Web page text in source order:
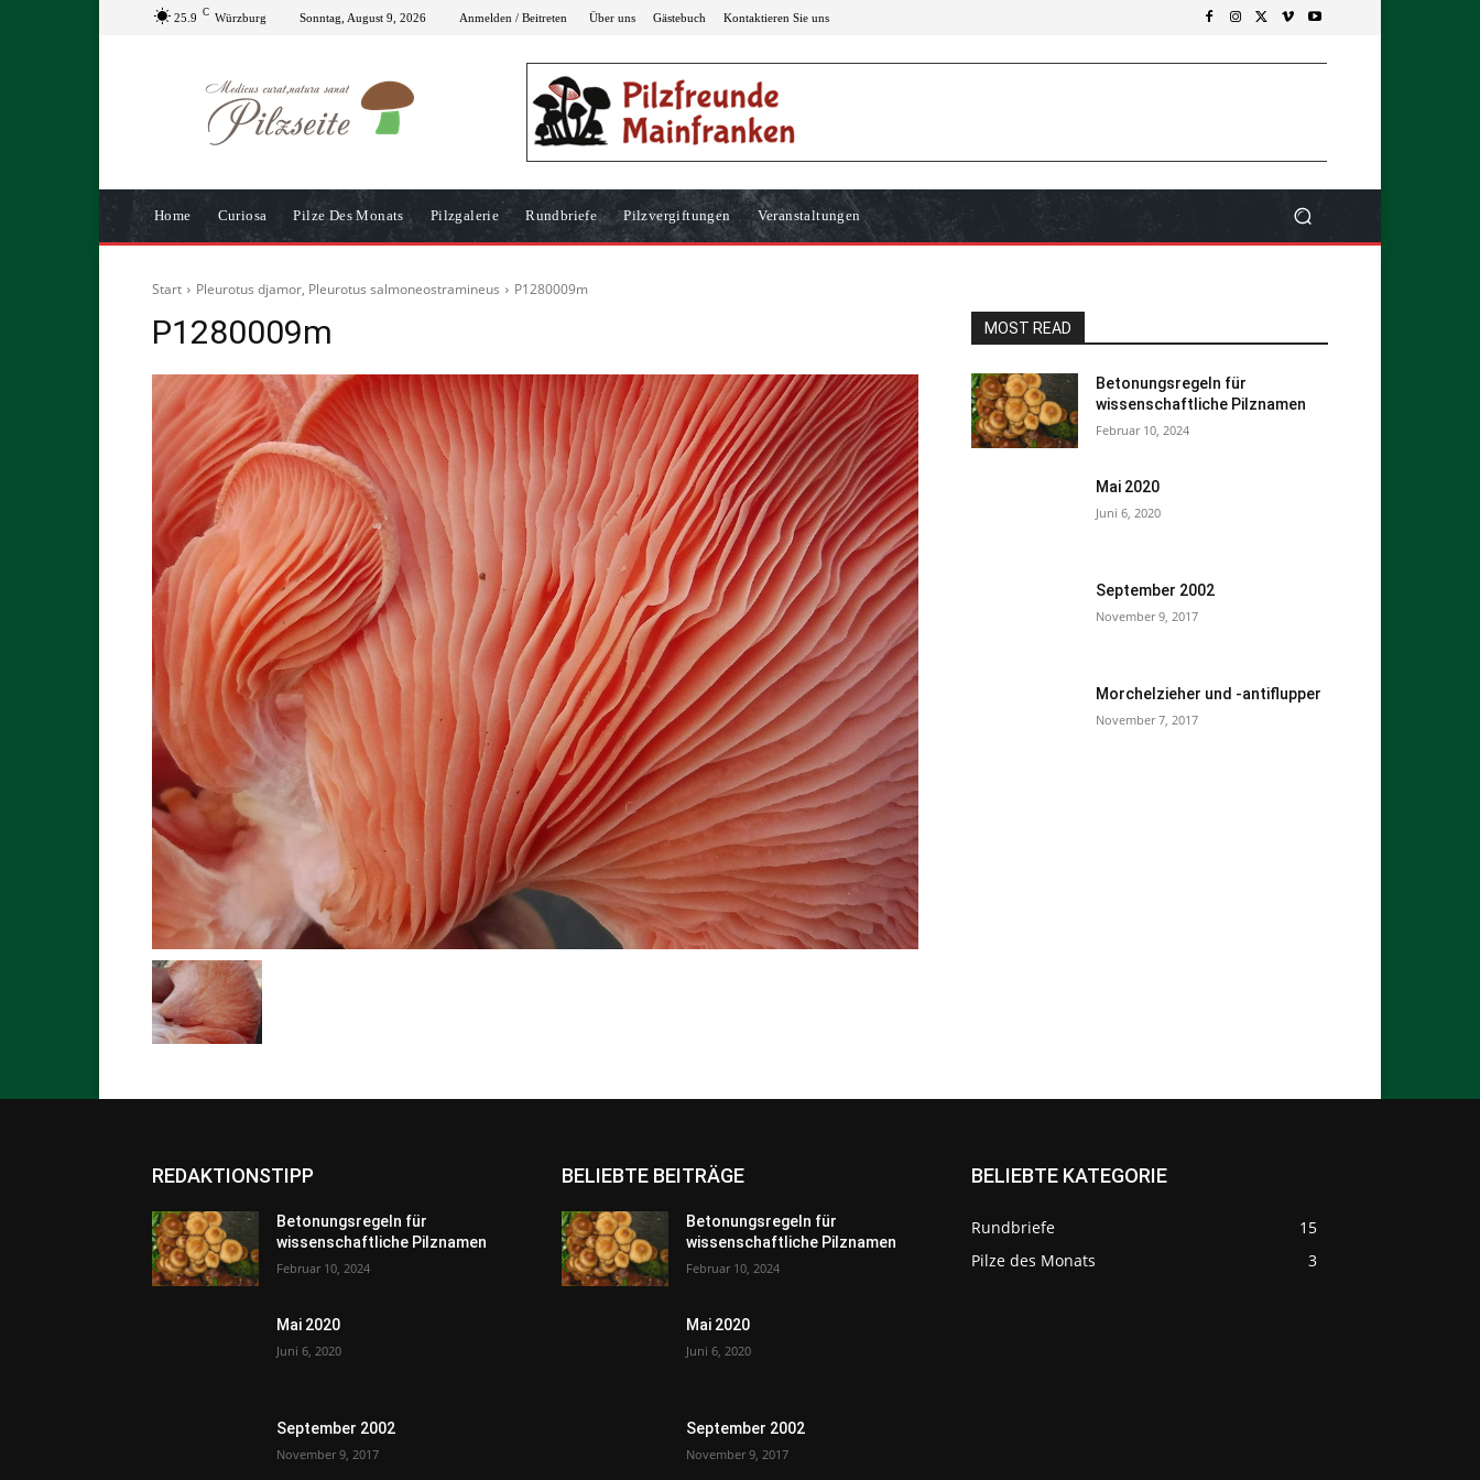
25.9 C Würzburg Sonntag, August 9, 2026 Anmelden / Beitreten Über uns Gästebuch Kontaktieren Sie uns
Home Curiosa Pilze Des Monats Pilzgalerie Rundbriefe Pilzvergiftungen Veranstaltungen
Start Pleurotus djamor, Pleurotus salmoneostramineus P1280009m
P1280009m MOST READ
Betonungsregeln für
wissenschaftliche Pilznamen
Februar 10, 2024
Mai 2020
Juni 6, 2020
September 2002
November 9, 2017
Morchelzieher und -antiflupper
November 7, 2017
REDAKTIONSTIPP
Betonungsregeln für
wissenschaftliche Pilznamen
Februar 10, 2024
Mai 2020
Juni 6, 2020
September 2002
November 9, 2017
BELIEBTE BEITRÄGE
Betonungsregeln für
wissenschaftliche Pilznamen
Februar 10, 2024
Mai 2020
Juni 6, 2020
September 2002
November 9, 2017
BELIEBTE KATEGORIE
Rundbriefe
15
Pilze des Monats
3